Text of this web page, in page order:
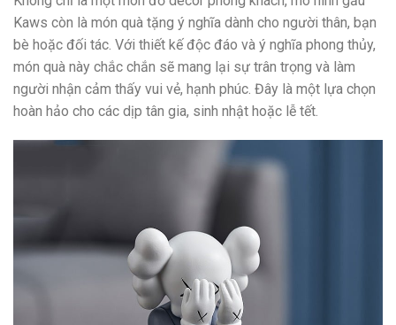
Kaws còn là món quà tặng ý nghĩa dành cho người thân, bạn
bè hoặc đối tác. Với thiết kế độc đáo và ý nghĩa phong thủy,
món quà này chắc chắn sẽ mang lại sự trân trọng và làm
người nhận cảm thấy vui vẻ, hạnh phúc. Đây là một lựa chọn
hoàn hảo cho các dịp tân gia, sinh nhật hoặc lễ tết.